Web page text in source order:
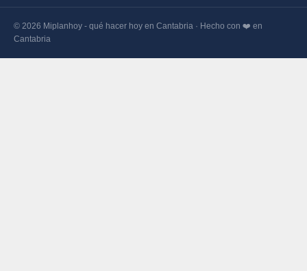
© 2026 Miplanhoy - qué hacer hoy en Cantabria · Hecho con ❤️ en
Cantabria